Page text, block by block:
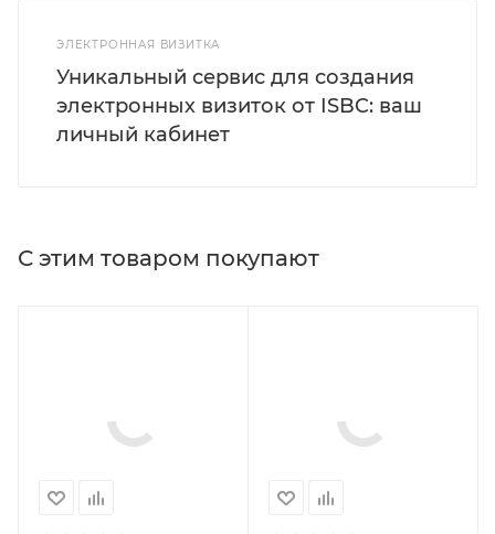
ЭЛЕКТРОННАЯ ВИЗИТКА
Уникальный сервис для создания
электронных визиток от ISBC: ваш
личный кабинет
С этим товаром покупают